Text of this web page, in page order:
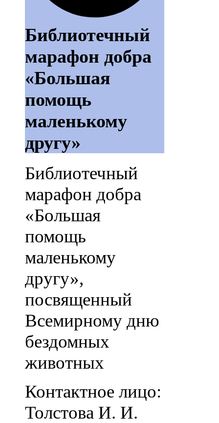
Библиотечный
марафон добра
«Большая
помощь
маленькому
другу»
Библиотечный
марафон добра
«Большая
помощь
маленькому
другу»,
посвященный
Всемирному дню
бездомных
животных
Контактное лицо:
Толстова И. И.